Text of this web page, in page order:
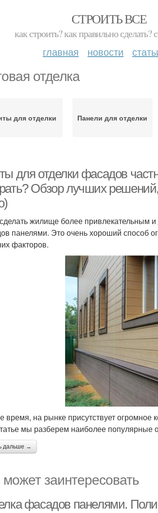
СТРОИТЬ ВСЕ
как строить? как правильно сделать?
главная новости
отделка
для отделки Панели для отделки
для отделки фасадов
Обзор лучших
жилище более привлекательным и
панелями. Это очень хороший способ
факторов.
время, на рынке присутствует огромное
мы разберем наиболее популярные
дальше →
заинтересовать
фасадов панелями.